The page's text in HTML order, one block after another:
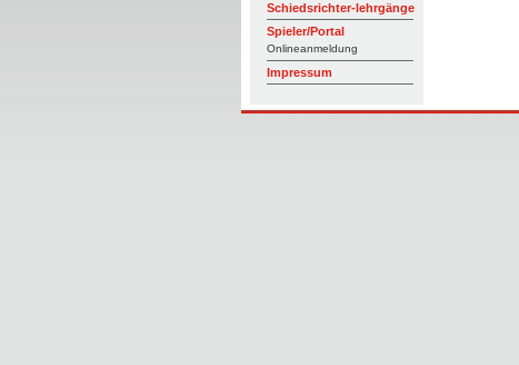
Schiedsrichter-lehrgänge
Spieler/Portal
Onlineanmeldung
Impressum